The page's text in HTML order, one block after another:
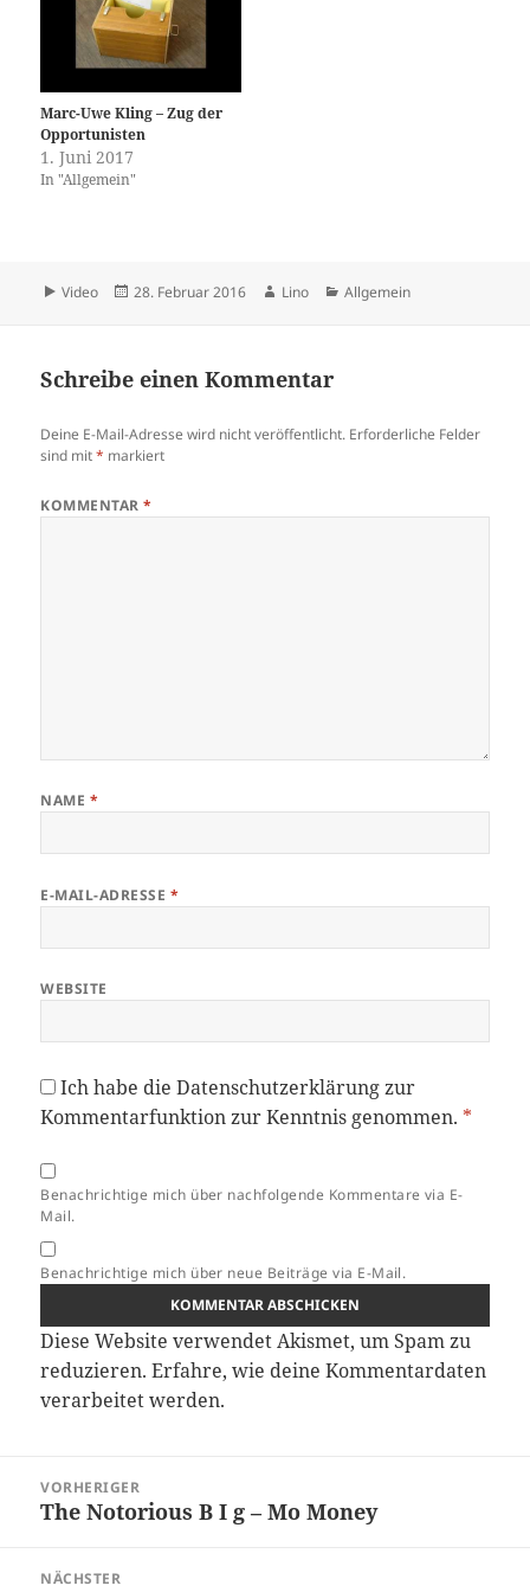
Marc-Uwe Kling – Zug der
Opportunisten
1. Juni 2017
In "Allgemein"
Format
Video
Veröffentlicht
28. Februar 2016 Autor
Lino Kategorien
Allgemein
Schreibe einen Kommentar
Deine E-Mail-Adresse wird nicht veröffentlicht. Erforderliche Felder
sind mit* markiert
KOMMENTAR*
NAME *
E-MAIL-ADRESSE *
WEBSITE
Ich habe dieDatenschutzerklärungzur
Kommentarfunktion zur Kenntnis genommen. *
Benachrichtige mich über nachfolgende Kommentare via E-
Mail.
Benachrichtige mich über neue Beiträge via E-Mail.
Diese Website verwendet Akismet, um Spam zu
reduzieren.Erfahre, wie deine Kommentardaten
verarbeitet werden.
VORHERIGER
Vorheriger
The Notorious B I g – Mo Money
NÄCHSTER